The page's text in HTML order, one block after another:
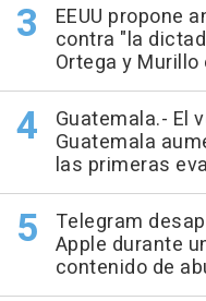
EEUU propone
contra "la
Ortega y
Guatemala.- El
Guatemala
las primeras
Telegram
Apple durante
contenido de